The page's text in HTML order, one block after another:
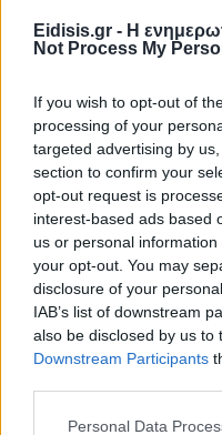
Eidisis.gr - Η
Not Process My
If you wish to opt-out of
processing of your
targeted advertising by
section to confirm your
opt-out request is
interest-based ads based
us or personal
your opt-out. You may
disclosure of your
IAB’s list of downstream
also be disclosed by us to
Downstream Participants
Personal Data
ΑΠΟΨΕΙΣ
ο